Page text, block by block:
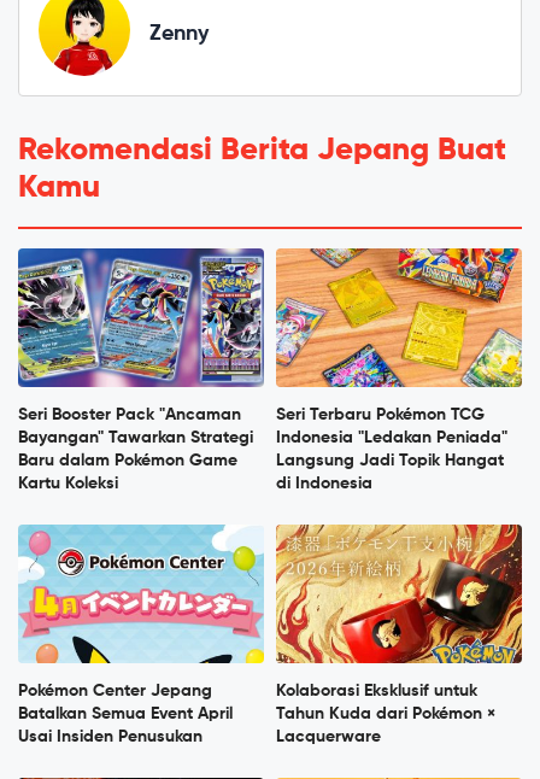
Zenny
Rekomendasi Berita Jepang Buat
Kamu
Seri Booster Pack "Ancaman
Bayangan" Tawarkan Strategi
Baru dalam Pokémon Game
Kartu Koleksi
Seri Terbaru Pokémon TCG
Indonesia "Ledakan Peniada"
Langsung Jadi Topik Hangat
di Indonesia
Pokémon Center Jepang
Batalkan Semua Event April
Usai Insiden Penusukan
Kolaborasi Eksklusif untuk
Tahun Kuda dari Pokémon ×
Lacquerware